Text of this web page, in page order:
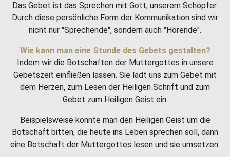
Das Gebet ist das Sprechen mit Gott, unserem Schöpfer.
Durch diese persönliche Form der Kommunikation sind wir
nicht nur "Sprechende", sondern auch "Hörende".
Wie kann man eine Stunde des Gebets gestalten?
Indem wir die Botschaften der Muttergottes in unsere
Gebetszeit einfließen lassen. Sie lädt uns zum Gebet mit
dem Herzen, zum Lesen der Heiligen Schrift und zum
Gebet zum Heiligen Geist ein.
Beispielsweise könnte man den Heiligen Geist um die
Botschaft bitten, die heute ins Leben sprechen soll, dann
eine Botschaft der Muttergottes lesen und sie umsetzen.